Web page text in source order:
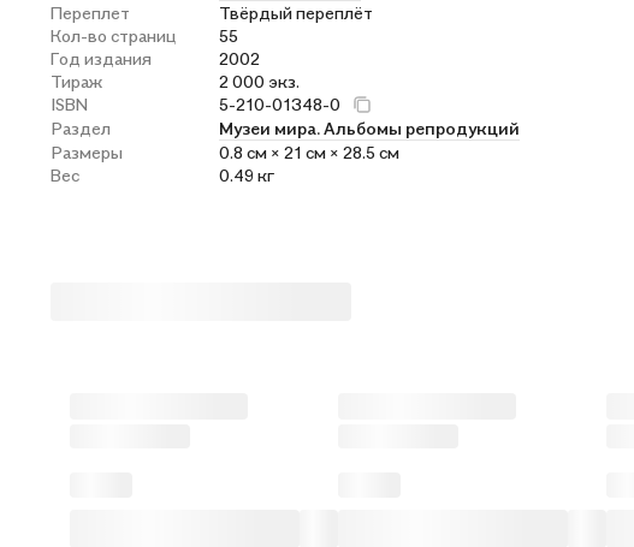
Переплет
Твёрдый переплёт
Кол-во страниц
55
Год издания
2002
Тираж
2 000 экз.
ISBN
5-210-01348-0
Раздел
Музеи мира. Альбомы репродукций
Размеры
0.8 см × 21 см × 28.5 см
Вес
0.49 кг